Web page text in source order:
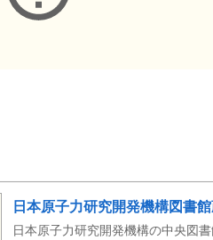
日本原子力研究開発機構図書
日本原子力研究開発機構の中央図